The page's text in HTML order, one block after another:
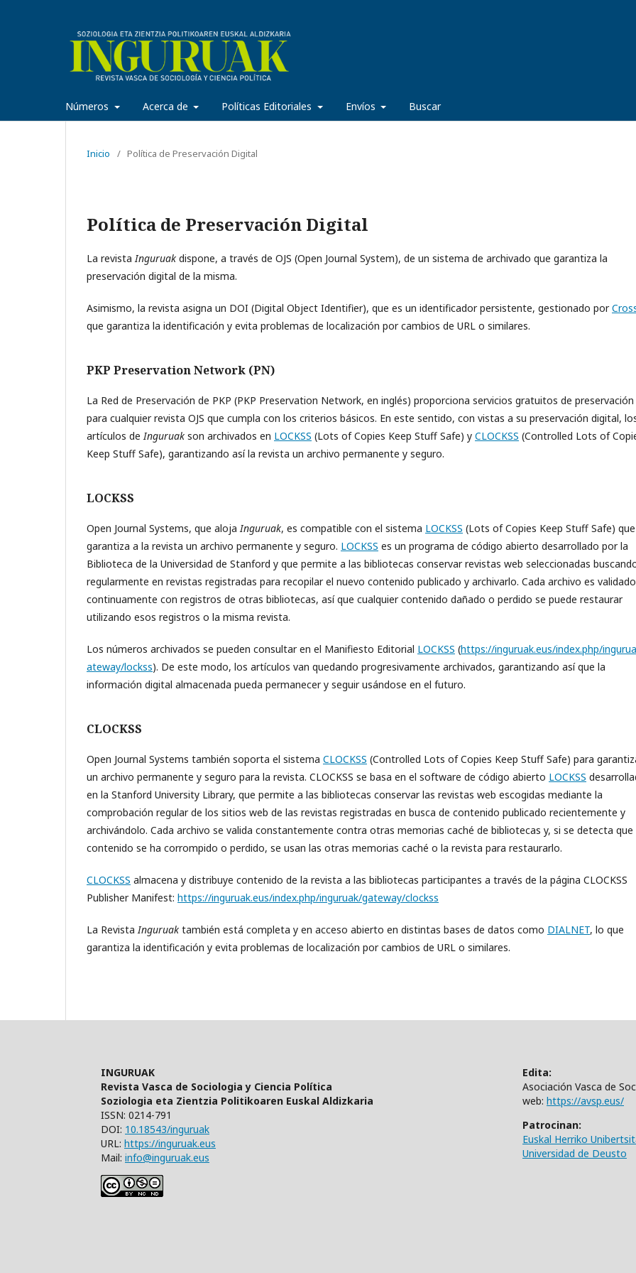
Números Acerca de Políticas Editoriales Envíos Buscar
Inicio / Política de Preservación Digital
Política de Preservación Digital
La revistaInguruak dispone, a través de OJS (Open Journal System), de un sistema de archivado que garantiza la
preservación digital de la misma.
Asimismo, la revista asigna un DOI (Digital Object Identifier), que es un identificador persistente, gestionado por
que garantiza la identificación y evita problemas de localización por cambios de URL o similares.
PKP Preservation Network (PN)
La Red de Preservación de PKP (PKP Preservation Network, en inglés) proporciona servicios gratuitos de preservación
para cualquier revista OJS que cumpla con los criterios básicos. En este sentido, con vistas a su preservación digital,
artículos deInguruak son archivados en LOCKSS (Lots of Copies Keep Stuff Safe) y CLOCKSS (Controlled Lots of
Keep Stuff Safe), garantizando así la revista un archivo permanente y seguro.
LOCKSS
Open Journal Systems, que alojaInguruak, es compatible con el sistema LOCKSS (Lots of Copies Keep Stuff Safe) que
garantiza a la revista un archivo permanente y seguro. LOCKSS es un programa de código abierto desarrollado por la
Biblioteca de la Universidad de Stanford y que permite a las bibliotecas conservar revistas web seleccionadas
regularmente en revistas registradas para recopilar el nuevo contenido publicado y archivarlo. Cada archivo es validado
continuamente con registros de otras bibliotecas, así que cualquier contenido dañado o perdido se puede restaurar
utilizando esos registros o la misma revista.
Los números archivados se pueden consultar en el Manifiesto Editorial LOCKSS (https://inguruak.eus/index.php/
ateway/lockss). De este modo, los artículos van quedando progresivamente archivados, garantizando así que la
información digital almacenada pueda permanecer y seguir usándose en el futuro.
CLOCKSS
Open Journal Systems también soporta el sistema CLOCKSS (Controlled Lots of Copies Keep Stuff Safe) para
un archivo permanente y seguro para la revista. CLOCKSS se basa en el software de código abierto LOCKSS
en la Stanford University Library, que permite a las bibliotecas conservar las revistas web escogidas mediante la
comprobación regular de los sitios web de las revistas registradas en busca de contenido publicado recientemente y
archivándolo. Cada archivo se valida constantemente contra otras memorias caché de bibliotecas y, si se detecta que
contenido se ha corrompido o perdido, se usan las otras memorias caché o la revista para restaurarlo.
CLOCKSS almacena y distribuye contenido de la revista a las bibliotecas participantes a través de la página CLOCKSS
Publisher Manifest: https://inguruak.eus/index.php/inguruak/gateway/clockss
La Revista Inguruak también está completa y en acceso abierto en distintas bases de datos como DIALNET, lo que
garantiza la identificación y evita problemas de localización por cambios de URL o similares.
INGURUAK
Revista Vasca de Sociologia y Ciencia Política
Soziologia eta Zientzia Politikoaren Euskal Aldizkaria
ISSN: 0214-791
DOI: 10.18543/inguruak
URL: https://inguruak.eus
Mail: info@inguruak.eus
Edita:
Asociación Vasca de
web: https://avsp.eus/
Patrocinan:
Euskal Herriko
Universidad de Deusto